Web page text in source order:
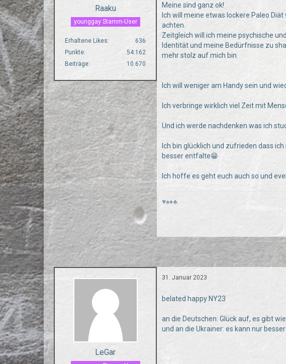
Raaku
younggay Stamm-User
Erhaltene Likes
636
Punkte
54.162
Beiträge
10.670
Meine sind ganz ok!
Ich will meine etwas lockere Paleo
achten.
Zeitgleich will ich meine psychische
Identität und meine Bedürfnisse zu
mehr stolz auf mich bin
Ich will weniger am Handy sein und
Ich verbringe wirklich viel Zeit mit
Und ich werde nachdenken was ich
Ich bin glücklich und zufrieden dass
besser entfalte😁
Ich hoffe es geht euch auch so und
♥♠♦♣
LeGar
31. Januar 2023
belated happy NY23
an die Deutschen: Glück auf, es gibt
und an die Ukrainer: es kann nur